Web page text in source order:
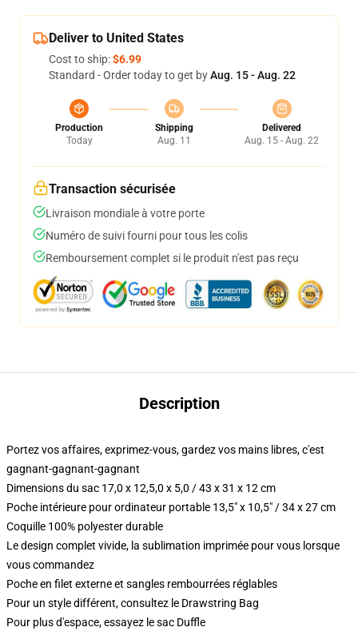
Deliver to United States
Cost to ship:$6.99
Standard - Order today to get byAug. 15 - Aug. 22
Production
Today
Shipping
Aug. 11
Delivered
Aug. 15 - Aug. 22
Transaction sécurisée
Livraison mondiale à votre porte
Numéro de suivi fourni pour tous les colis
Remboursement complet si le produit n'est pas reçu
Description
Portez vos affaires, exprimez-vous, gardez vos mains libres, c'est
gagnant-gagnant-gagnant
Dimensions du sac 17,0 x 12,5,0 x 5,0 / 43 x 31 x 12 cm
Poche intérieure pour ordinateur portable 13,5" x 10,5" / 34 x 27 cm
Coquille 100% polyester durable
Le design complet vivide, la sublimation imprimée pour vous lorsque
vous commandez
Poche en filet externe et sangles rembourrées réglables
Pour un style différent, consultez le Drawstring Bag
Pour plus d'espace, essayez le sac Duffle